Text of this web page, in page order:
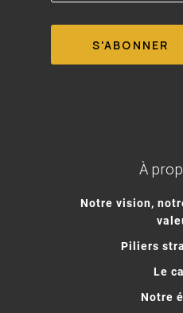
À
Notre vision,
Piliers
Le
Notre